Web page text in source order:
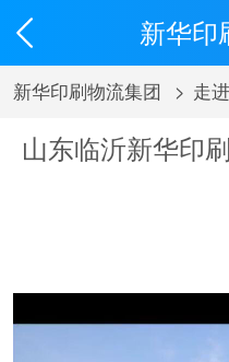
新华印
新华印刷物流集团 > 走
山东临沂新华印